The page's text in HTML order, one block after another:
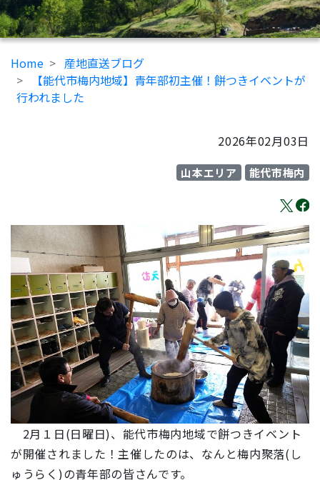
Home
産地直送ブログ
【能代市梅内地域】青年部初主催！餅つきイベントが
行われました
2026年02月03日
山本エリア 能代市梅内
2月１日(日曜日)、能代市梅内地域で餅つきイベント
が開催されました！主催したのは、なんと梅内聚落(し
ゅうらく)の青年部の皆さんです。